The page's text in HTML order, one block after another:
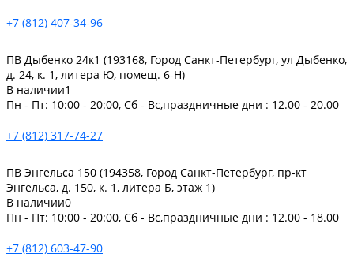
+7 (812) 407-34-96
ПВ Дыбенко 24к1 (193168, Город Санкт-Петербург, ул Дыбенко,
д. 24, к. 1, литера Ю, помещ. 6-Н)
В наличии1
Пн - Пт: 10:00 - 20:00, Сб - Вс,праздничные дни : 12.00 - 20.00
+7 (812) 317-74-27
ПВ Энгельса 150 (194358, Город Санкт-Петербург, пр-кт
Энгельса, д. 150, к. 1, литера Б, этаж 1)
В наличии0
Пн - Пт: 10:00 - 20:00, Сб - Вс,праздничные дни : 12.00 - 18.00
+7 (812) 603-47-90